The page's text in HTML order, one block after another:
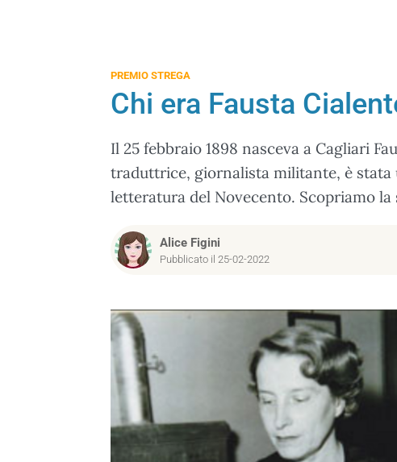
PREMIO STREGA
Chi era Fausta
Il 25 febbraio 1898 nasceva a Cagliari
traduttrice, giornalista militante, è
letteratura del Novecento. Scopriamo la
Alice Figini
Pubblicato il 25-02-2022